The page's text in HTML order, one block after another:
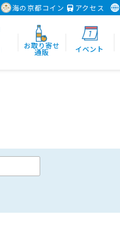
海の京都コイン アクセス
お取り寄せ
通販 イベント